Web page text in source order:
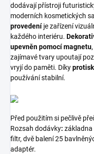
dodávají přístroji
moderních kosmetických
provedení je zařízení
každého interiéru.
upevněn pomocí magnetu
zajímavé tvary upoutají
vryjí do paměti. Díky
používání stabilní.
Před použitím si pečlivě
Rozsah dodávky: základna
filtr, dvě balení 25
adaptér.